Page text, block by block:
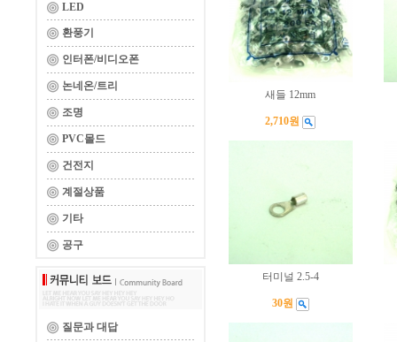
LED
환풍기
인터폰/비디오폰
논네온/트리
조명
PVC몰드
건전지
계절상품
기타
공구
질문과 대답
새들 12mm
2,710원
터미널 2.5-4
30원